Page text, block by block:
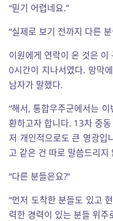
“믿기 어렵네요.”
“실제로 보기 전까지 다른
이원에게 연락이 온 것은
0시간이 지나서였다. 망막
남자가 말했다.
“해서, 통합우주군에서는
환하고자 합니다. 13차 중
저 개인적으로도 큰 영광입
고 같은 건 따로 말씀드리지
“다른 분들은요?”
“먼저 도착한 분들도 있고
력한 경력이 있는 분들 위주